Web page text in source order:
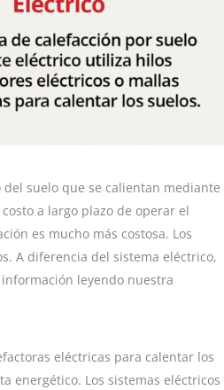
suelo que se calientan mediante
a largo plazo de operar el
es mucho más costosa. Los
A diferencia del sistema eléctrico,
leyendo nuestra
eléctricas para calentar los
energético. Los sistemas eléctricos